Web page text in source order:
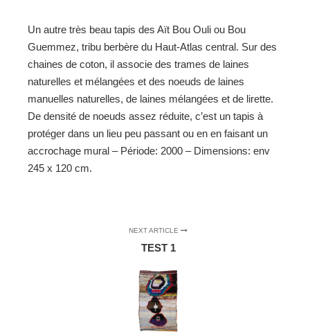
Un autre très beau tapis des Aït Bou Ouli ou Bou
Guemmez, tribu berbère du Haut-Atlas central. Sur des
chaines de coton, il associe des trames de laines
naturelles et mélangées et des noeuds de laines
manuelles naturelles, de laines mélangées et de lirette.
De densité de noeuds assez réduite, c’est un tapis à
protéger dans un lieu peu passant ou en en faisant un
accrochage mural – Période: 2000 – Dimensions: env
245 x 120 cm.
NEXT ARTICLE
TEST 1